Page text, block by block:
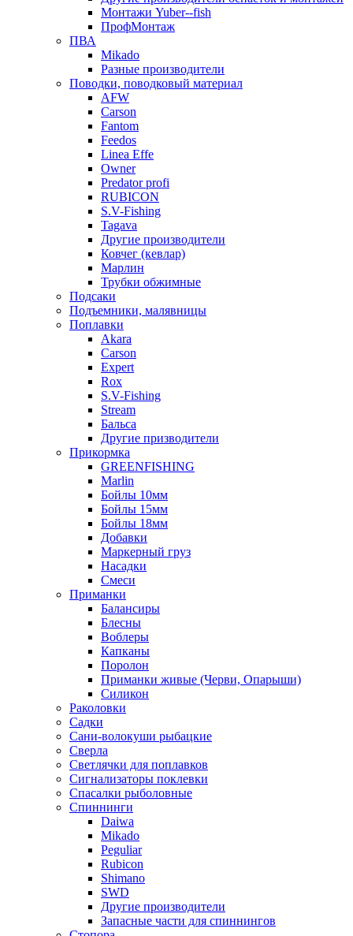
Монтажи Yuber--fish
ПрофМонтаж
ПВА
Mikado
Разные производители
Поводки, поводковый материал
AFW
Carson
Fantom
Feedos
Linea Effe
Owner
Predator profi
RUBICON
S.V-Fishing
Tagava
Другие производители
Ковчег (кевлар)
Марлин
Трубки обжимные
Подсаки
Подъемники, малявницы
Поплавки
Akara
Carson
Expert
Rox
S.V-Fishing
Stream
Бальса
Другие призводители
Прикормка
GREENFISHING
Marlin
Бойлы 10мм
Бойлы 15мм
Бойлы 18мм
Добавки
Маркерный груз
Насадки
Смеси
Приманки
Балансиры
Блесны
Воблеры
Капканы
Поролон
Приманки живые (Черви, Опарыши)
Силикон
Раколовки
Садки
Сани-волокуши рыбацкие
Сверла
Светлячки для поплавков
Сигнализаторы поклевки
Спасалки рыболовные
Спиннинги
Daiwa
Mikado
Peguliar
Rubicon
Shimano
SWD
Другие производители
Запасные части для спиннингов